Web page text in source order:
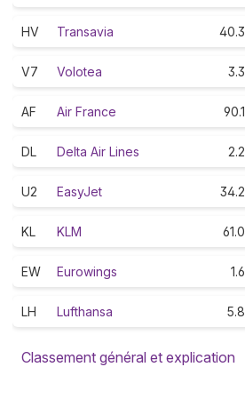
HV Transavia 40.3
V7 Volotea 3.3
AF Air France 90.1
DL Delta Air Lines 2.2
U2 EasyJet 34.2
KL KLM 61.0
EW Eurowings 1.6
LH Lufthansa 5.8
Classement général et explication